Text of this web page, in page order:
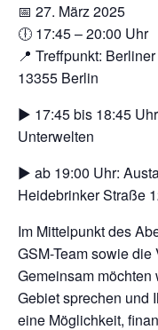
📅 27. März 2025
🕕 17:45 – 20:00 Uhr
📍 Treffpunkt:
13355 Berlin
▶ 17:45 bis 18:45
Unterwelten
▶ ab 19:00 Uhr:
Heidebrinker Straße
Im Mittelpunkt des
GSM-Team sowie
Gemeinsam
Gebiet sprechen und
eine Möglichkeit,